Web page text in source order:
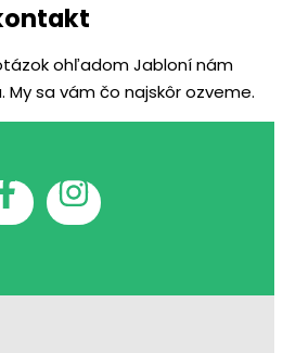
ohľadom Jabloní nám
sa vám čo najskôr ozveme.